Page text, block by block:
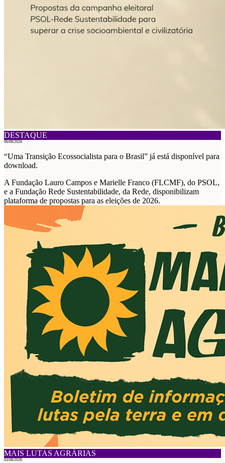
DESTAQUE
06/08/2026
“Uma Transição Ecossocialista para o Brasil” já está disponível para
download.
A Fundação Lauro Campos e Marielle Franco (FLCMF), do PSOL,
e a Fundação Rede Sustentabilidade, da Rede, disponibilizam
plataforma de propostas para as eleições de 2026.
MAIS LUTAS AGRÁRIAS
03/08/2026